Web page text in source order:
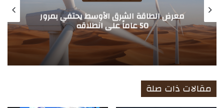
معرض الطاقة الشرق الأوسط يحتفي بمرور
50 عاماً على انطلاقه
مقالات ذات صلة